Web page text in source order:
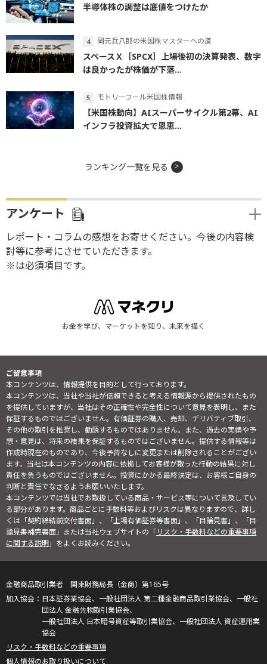
半導体株の調整は底値をつけたか
岡元兵八郎の米国株マスターへの道
スペースＸ［SPCX］上場後初の決算発表、数字
は良かったが株価が下落...
モトリーフール米国株情報
【米国株動向】AIスーパーサイクル第2幕、AI
インフラ投資拡大で恩恵...
ランキング一覧を見る
アンケート
レポート・コラムの感想をお寄せください。今後の内容検
討等に参考にさせていただきます。
※は必須項目です。
お金を学び、マーケットを知り、未来を描く
ご留意事項
本コンテンツは、情報提供を目的として行っております。
本コンテンツは、当社や当社が信頼できると考える情報源から提供されたもの
を提供していますが、当社はその正確性や完全性について意見を表明し、また
保証するものではございません。有価証券の購入、売却、デリバティブ取引、
その他の取引を推奨し、勧誘するものではありません。また、過去の実績や予
想・意見は、将来の結果を保証するものではございません。提供する情報等は
作成時現在のものであり、今後予告なしに変更または削除されることがござい
ます。当社は本コンテンツの内容に依拠してお客様が取った行動の結果に対し
責任を負うものではございません。投資にかかる最終決定は、お客様ご自身の
判断と責任でなさるようお願いいたします。
本コンテンツでは当社でお取扱している商品・サービス等について言及してい
る部分があります。商品ごとに手数料等およびリスクは異なりますので、詳し
くは「契約締結前交付書面」、「上場有価証券等書面」、「目論見書」、「目
論見書補完書面」または当社ウェブサイトの「リスク・手数料などの重要事項
に関する説明」をよくお読みください。
金融商品取引業者 関東財務局長（金商）第165号
日本証券業協会、一般社団法人 第二種金融商品取引業協会、一般社
団法人 金融先物取引業協会、
一般社団法人 日本暗号資産等取引業協会、一般社団法人 資産運用業
協会
リスク・手数料などの重要事項
個人情報のお取り扱いについて